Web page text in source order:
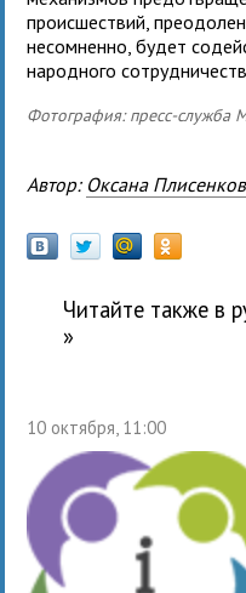
про­ис­ше­ствий,
несо­мненно, будет
на­род­ного
Фотография: пресс-служба
Автор: Оксана
Читайте также в
»
10 октября, 11:00